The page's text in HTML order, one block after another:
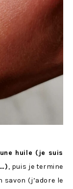
huile (je suis
, puis je termine
savon (j’adore le